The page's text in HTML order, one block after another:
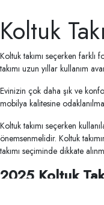
Koltuk
Koltuk takımı seçerken
takımı uzun yıllar kullanım
Evinizin çok daha şık ve
mobilya kalitesine
Koltuk takımı seçerken
önemsenmelidir. Koltuk
takımı seçiminde dikkate
2025 Koltuk